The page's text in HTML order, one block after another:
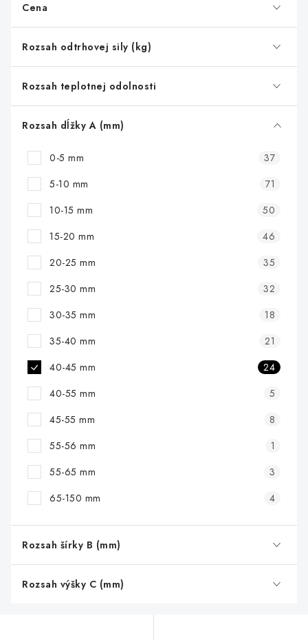
o
u
t
Cena
Rozsah odtrhovej sily (kg)
Rozsah teplotnej odolnosti
Rozsah dĺžky A (mm)
0-5 mm
37
5-10 mm
71
10-15 mm
50
15-20 mm
46
20-25 mm
35
25-30 mm
32
30-35 mm
18
35-40 mm
21
40-45 mm
24
40-55 mm
5
45-55 mm
8
55-56 mm
1
55-65 mm
3
65-150 mm
4
Rozsah šírky B (mm)
Rozsah výšky C (mm)